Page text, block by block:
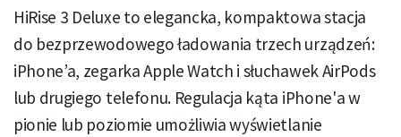
HiRise 3 Deluxe to elegancka, kompaktowa stacja
do bezprzewodowego ładowania trzech urządzeń:
iPhone’a, zegarka Apple Watch i słuchawek AirPods
lub drugiego telefonu. Regulacja kąta iPhone'a w
pionie lub poziomie umożliwia wyświetlanie